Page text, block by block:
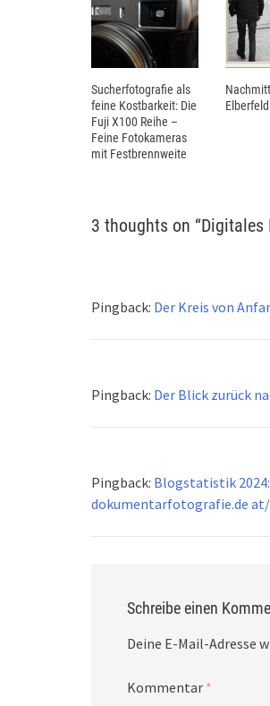
Sucherfotografie als
feine Kostbarkeit: Die
Fuji X100 Reihe –
Feine Fotokameras
mit Festbrennweite
Elberfeld
3 thoughts on “Digitales
Pingback: Der Kreis von
Pingback: Der Blick zurück
Pingback: Blogstatistik
dokumentarfotografie.de
Schreibe einen
Deine E-Mail-Adresse
Kommentar *